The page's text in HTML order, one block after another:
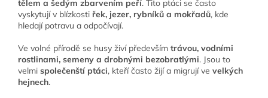
tělem a šedým zbarvením peří. Tito ptáci se často
vyskytují v blízkosti řek, jezer, rybníků a mokřadů, kde
hledají potravu a odpočívají.
Ve volné přírodě se husy živí především trávou, vodními
rostlinami, semeny a drobnými bezobratlými. Jsou to
velmi společenští ptáci, kteří často žijí a migrují ve velkých
hejnech.